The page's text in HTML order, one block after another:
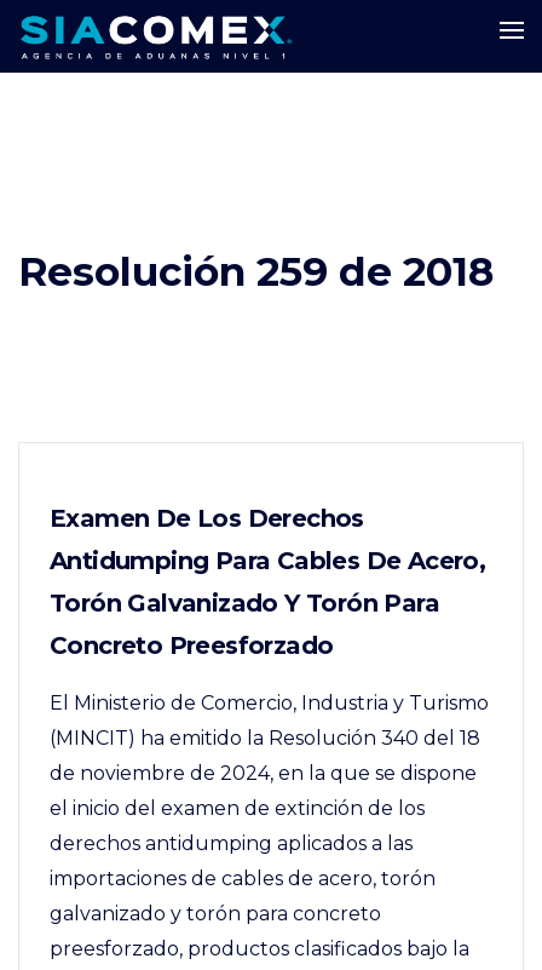
Resolución 259 de 2018
Examen De Los Derechos
Antidumping Para Cables De Acero,
Torón Galvanizado Y Torón Para
Concreto Preesforzado
El Ministerio de Comercio, Industria y Turismo
(MINCIT) ha emitido la Resolución 340 del 18
de noviembre de 2024, en la que se dispone
el inicio del examen de extinción de los
derechos antidumping aplicados a las
importaciones de cables de acero, torón
galvanizado y torón para concreto
preesforzado, productos clasificados bajo la